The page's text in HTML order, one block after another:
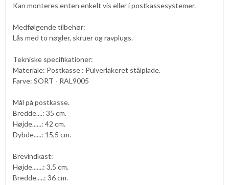
Kan monteres enten enkelt vis eller i postkassesystemer.
Medfølgende tilbehør:
Lås med to nøgler, skruer og ravplugs.
Tekniske specifikationer:
Materiale: Postkasse : Pulverlakeret stålplade.
Farve: SORT - RAL9005
Mål på postkasse.
Bredde....: 35 cm.
Højde......: 42 cm.
Dybde.....: 15,5 cm.
Brevindkast:
Højde.......: 3,5 cm.
Bredde.....: 36 cm.